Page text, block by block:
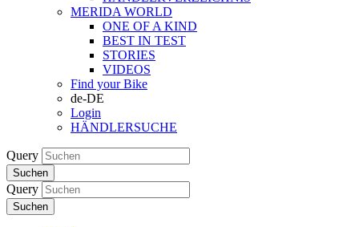
MERIDA WORLD
ONE OF A KIND
BEST IN TEST
STORIES
VIDEOS
Find your Bike
de-DE
Login
HÄNDLERSUCHE
Query
Suchen
Query
Suchen